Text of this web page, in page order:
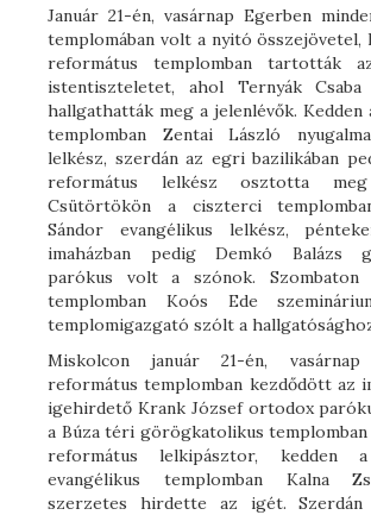
Január 21-én, vasárnap Egerben
templomában volt a nyitó összejövetel,
református templomban tartották
istentiszteletet, ahol Ternyák
hallgathatták meg a jelenlévők. Kedden
templomban Zentai László
lelkész, szerdán az egri bazilikában
református lelkész osztotta meg
Csütörtökön a ciszterci
Sándor evangélikus lelkész,
imaházban pedig Demkó Balázs
parókus volt a szónok. Szombaton
templomban Koós Ede
templomigazgató szólt a
Miskolcon január 21-én,
református templomban kezdődött az
igehirdető Krank József ortodox
a Búza téri görögkatolikus templomban
református lelkipásztor,
evangélikus templomban Kalna
szerzetes hirdette az igét. Szerdán